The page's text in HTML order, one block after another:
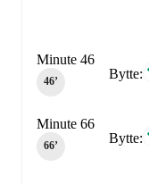
Bytte:
Minute 46
46‎’‎
Bytte:
Minute 66
66‎’‎